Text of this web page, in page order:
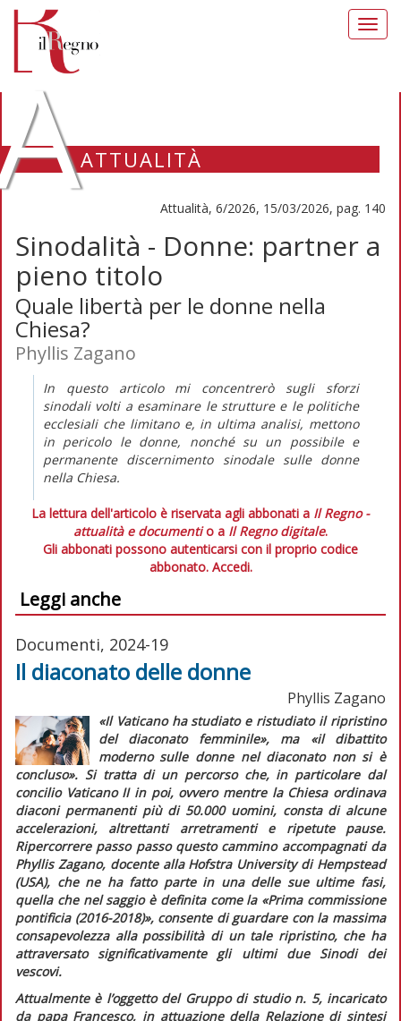
ATTUALITÀ
Attualità, 6/2026, 15/03/2026, pag. 140
Sinodalità - Donne: partner a
pieno titolo
Quale libertà per le donne nella
Chiesa?
Phyllis Zagano
In questo articolo mi concentrerò sugli sforzi
sinodali volti a esaminare le strutture e le politiche
ecclesiali che limitano e, in ultima analisi, mettono
in pericolo le donne, nonché su un possibile e
permanente discernimento sinodale sulle donne
nella Chiesa.
La lettura dell'articolo è riservata agli abbonati a Il Regno -
attualità e documentio a Il Regno digitale.
Gli abbonati possono autenticarsi con il proprio codice
abbonato. Accedi.
Leggi anche
Documenti, 2024-19
Il diaconato delle donne
Phyllis Zagano
«Il Vaticano ha studiato e ristudiato il ripristino
del diaconato femminile»,ma «il dibattito
moderno sulle donne nel diaconato non si è
concluso». Si tratta di un percorso che, in particolare dal
concilio Vaticano II in poi, ovvero mentre la Chiesa ordinava
diaconi permanenti più di 50.000 uomini, consta di alcune
accelerazioni, altrettanti arretramenti e ripetute pause.
Ripercorrere passo passo questo cammino accompagnati da
Phyllis Zagano, docente alla Hofstra University di Hempstead
(USA), che ne ha fatto parte in una delle sue ultime fasi,
quella che nel saggio è definita come la «Prima commissione
pontificia (2016-2018)», consente di guardare con la massima
consapevolezza alla possibilità di un tale ripristino, che ha
attraversato significativamente gli ultimi due Sinodi dei
vescovi.
Attualmente è l’oggetto del Gruppo di studio n. 5, incaricato
da papa Francesco, in attuazione della Relazione di sintesi